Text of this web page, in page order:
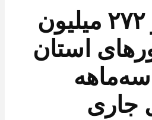
ثبت بیش از ۲۷۲ میلیون
استان
جاری